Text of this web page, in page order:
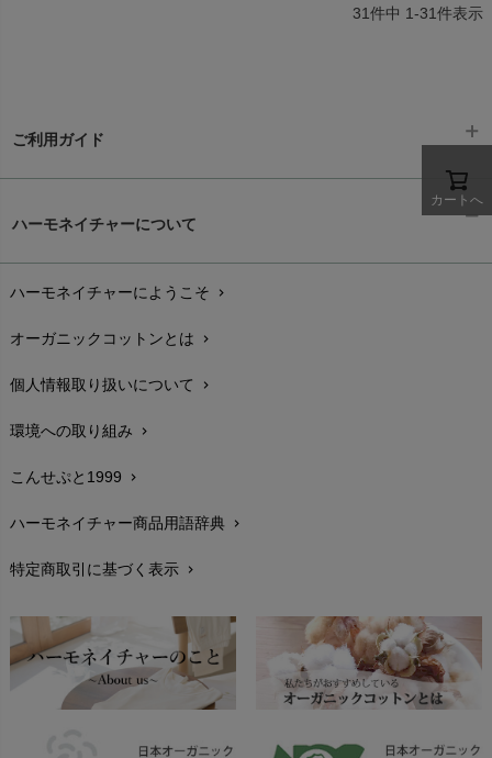
31件中 1-31件表示
カートへ
ご利用ガイド
配送と送料chevron_right
在庫状況と発送予定chevron_right
サイズ・寸法chevron_right
生地・素材chevron_right
お手入れについて
レビューを書こうchevron_right
返品交換chevron_right
FAXでのご注文
お問い合わせchevron_right
ハーモネイチャーについて
ハーモネイチャーにようこそ chevron_right
オーガニックコットンとは chevron_right
個人情報取り扱いについて chevron_right
環境への取り組み chevron_right
こんせぷと1999 chevron_right
ハーモネイチャー商品用語辞典 chevron_right
特定商取引に基づく表示 chevron_right